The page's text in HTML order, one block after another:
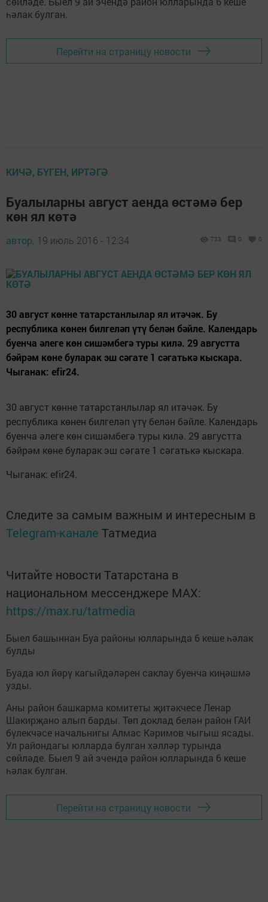
һәлак булган.
Перейти на страницу новости
КИЧӘ, БҮГЕН, ИРТӘГӘ
Буалыларны август аенда өстәмә бер
көн ял көтә
автор, 19 июль 2016 - 12:34 733 0 0
30 август көнне татарстанлылар ял итәчәк. Бу
республика көнен билгеләп үтү белән бәйле. Календарь
буенча әлеге көн сишәмбегә туры килә. 29 августта
бәйрәм көне буларак эш сәгате 1 сәгатькә кыскара.
Чыганак: efir24.
30 август көнне татарстанлылар ял итәчәк. Бу
республика көнен билгеләп үтү белән бәйле. Календарь
буенча әлеге көн сишәмбегә туры килә. 29 августта
бәйрәм көне буларак эш сәгате 1 сәгатькә кыскара.
Чыганак: efir24.
Следите за самым важным и интересным в
Telegram-канале Татмедиа
Читайте новости Татарстана в
национальном мессенджере MАХ:
https://max.ru/tatmedia
Быел башыннан Буа районы юлларында 6 кеше һәлак
булды
Буада юл йөрү кагыйдәләрен саклау буенча киңәшмә
узды.
Аны район башкарма комитеты җитәкчесе Ленар
Шакирҗано алып барды. Төп доклад белән район ГАИ
бүлекчәсе начальнигы Алмас Кәримов чыгыш ясады.
Ул райондагы юлларда булган хәлләр турында
сөйләде. Быел 9 ай эчендә район юлларында 6 кеше
һәлак булган.
Перейти на страницу новости